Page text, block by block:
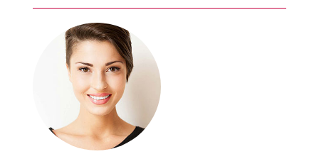
ЛЕГАЛІЗАЦІЯ У ПОЛЬЩІ
КОНТАКТИ